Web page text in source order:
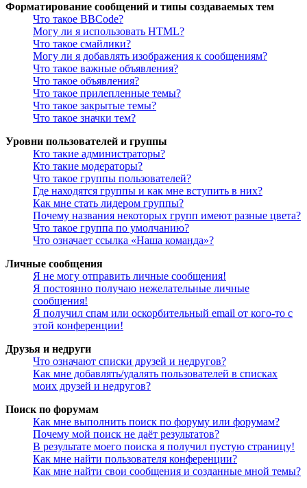
Форматирование сообщений и типы создаваемых тем
Что такое BBCode?
Могу ли я использовать HTML?
Что такое смайлики?
Могу ли я добавлять изображения к сообщениям?
Что такое важные объявления?
Что такое объявления?
Что такое прилепленные темы?
Что такое закрытые темы?
Что такое значки тем?
Уровни пользователей и группы
Кто такие администраторы?
Кто такие модераторы?
Что такое группы пользователей?
Где находятся группы и как мне вступить в них?
Как мне стать лидером группы?
Почему названия некоторых групп имеют разные цвета?
Что такое группа по умолчанию?
Что означает ссылка «Наша команда»?
Личные сообщения
Я не могу отправить личные сообщения!
Я постоянно получаю нежелательные личные
сообщения!
Я получил спам или оскорбительный email от кого-то с
этой конференции!
Друзья и недруги
Что означают списки друзей и недругов?
Как мне добавлять/удалять пользователей в списках
моих друзей и недругов?
Поиск по форумам
Как мне выполнить поиск по форуму или форумам?
Почему мой поиск не даёт результатов?
В результате моего поиска я получил пустую страницу!
Как мне найти пользователя конференции?
Как мне найти свои сообщения и созданные мной темы?